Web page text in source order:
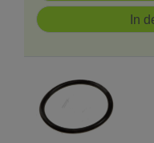
In